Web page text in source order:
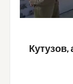
Кутузов,